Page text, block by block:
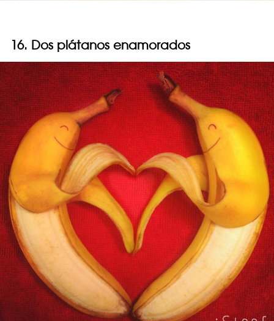
16. Dos plátanos enamorados